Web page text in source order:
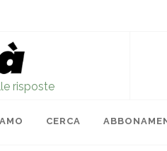
risposte
CERCA